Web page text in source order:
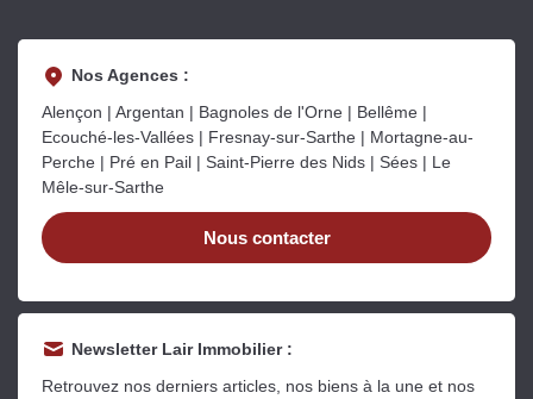
Nos Agences :
Alençon | Argentan | Bagnoles de l'Orne | Bellême |
Ecouché-les-Vallées | Fresnay-sur-Sarthe | Mortagne-au-
Perche | Pré en Pail | Saint-Pierre des Nids | Sées | Le
Mêle-sur-Sarthe
Nous contacter
Newsletter Lair Immobilier :
Retrouvez nos derniers articles, nos biens à la une et nos